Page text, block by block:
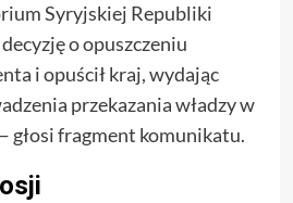
Syryjskiej Republiki
o opuszczeniu
i opuścił kraj, wydając
przekazania władzy w
głosi fragment komunikatu.